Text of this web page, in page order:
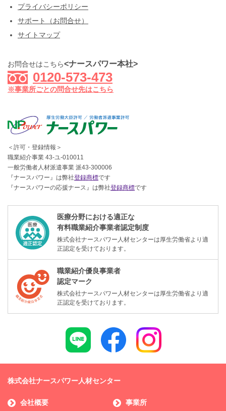
プライバシーポリシー
サポート（お問合せ）
サイトマップ
お問合せはこちら<ナースパワー本社>
0120-573-473
※事業所ごとの問合せ先はこちら
＜許可・登録情報＞
職業紹介事業 43-ユ-010011
一般労働者人材派遣事業 派43-300006
『ナースパワー』は弊社登録商標です
『ナースパワーの応援ナース』は弊社登録商標です
医療分野における適正な
有料職業紹介事業者認定制度
株式会社ナースパワー人材センターは厚生労働省より適
正認定を受けております。
職業紹介優良事業者
認定マーク
株式会社ナースパワー人材センターは厚生労働省より適
正認定を受けております。
株式会社ナースパワー人材センター
会社概要 事業所